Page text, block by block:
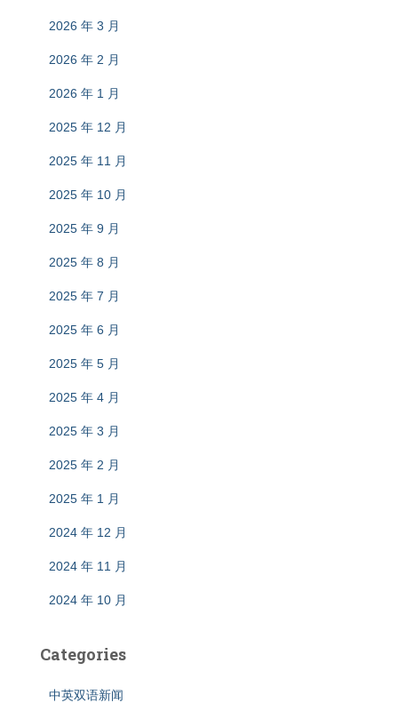
2026 年 3 月
2026 年 2 月
2026 年 1 月
2025 年 12 月
2025 年 11 月
2025 年 10 月
2025 年 9 月
2025 年 8 月
2025 年 7 月
2025 年 6 月
2025 年 5 月
2025 年 4 月
2025 年 3 月
2025 年 2 月
2025 年 1 月
2024 年 12 月
2024 年 11 月
2024 年 10 月
Categories
中英双语新闻